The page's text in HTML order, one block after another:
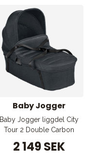
Baby Jogger
Baby Jogger liggdel City
Tour 2 Double Carbon
2 149 SEK